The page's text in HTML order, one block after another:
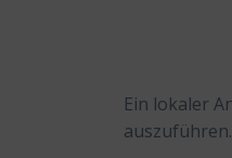
Ein lokaler
auszuführen.